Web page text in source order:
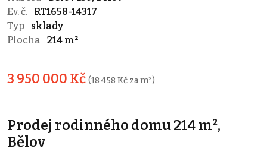
Ev. č.
RT1658-14317
Typ
sklady
Plocha
214 m²
3 950 000 Kč (18 458 Kč za m²)
Prodej rodinného domu 214 m²,
Bělov